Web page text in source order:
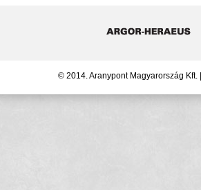
© 2014. Aranypont Magyarország Kft.